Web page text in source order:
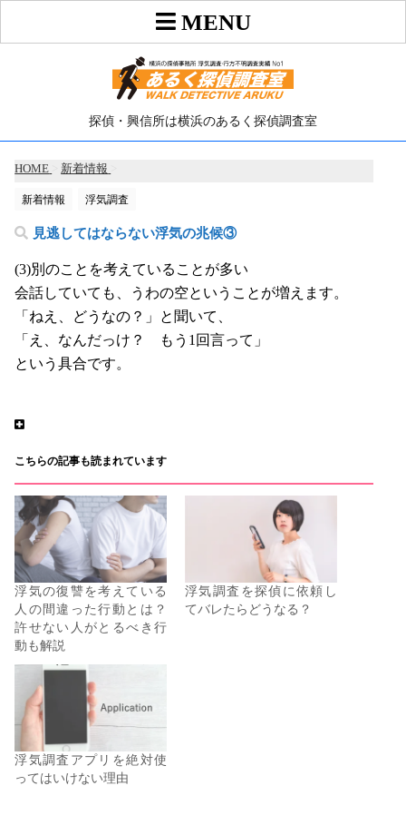
探偵・興信所は横浜のあるく探偵調査室
HOME 新着情報
新着情報 浮気調査
見逃してはならない浮気の兆候③
(3)別のことを考えていることが多い
会話していても、うわの空ということが増えます。
「ねえ、どうなの？」と聞いて、
「え、なんだっけ？ もう1回言って」
という具合です。
こちらの記事も読まれています
浮気の復讐を考えている
人の間違った行動とは？
許せない人がとるべき行
動も解説
浮気調査を探偵に依頼し
てバレたらどうなる？
浮気調査アプリを絶対使
ってはいけない理由